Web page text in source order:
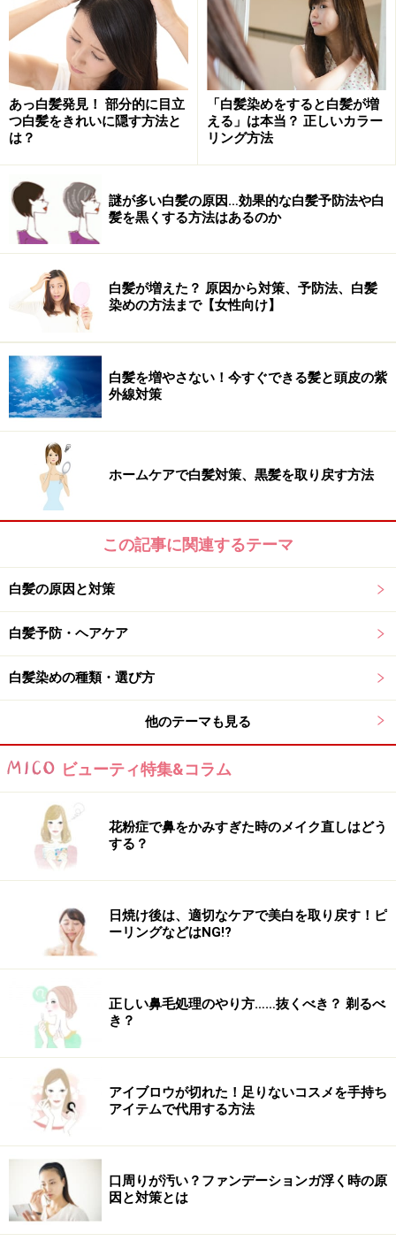
ングを始めている方が多いのではないでしょうか。髪へ
のダメージよりも、怖いのは頭皮へのダメージ。「髪の
コシ・ハリが失われている」「髪が細くなった」「抜け
毛が増えた」「薄毛になった」「クセ毛、白髪が増え
た」など、髪の悩みが増えたという女性の方は、若いこ
しょう。
アレルギー症状は突然発症する!?
カラーリング剤は昔と比べて安全性が高まっています
が、まれに頭皮のかぶれなどのアレルギー症状が出る方
もいます。花粉症と同じように、カラーリング剤による
アレルギー症状も、ある日突然発症するもの。「前回は
大丈夫だったのに……」という方でも、今回発症する危険
性は0％ではありません。本来であれば、サロンでカラ
ーリングする際も、パッチテストなどのアレルギーテス
トを行った方が安心なのですが、そこまで細かいことを
気にする方は、残念ながら少ないのが現状です。
り返す女性も多いと聞きますが、髪はもちろん、頭皮の
健康を考えたらカラーリングに対してもっと慎重になる
べきでしょう。カラーリングをしないことがベストです
が、最低でも月に1回、できれば、2ヵ月ぐらい間隔をあ
けるのがベターです。カラーリングの効果を長くキープ
次ページでは、カラーリングの髪色を長く保つためのコ
ツを紹介します。
※記事内容は執筆時点のものです。最新の内容をご確認くださ
い。
1/2 次のページへ
あっ白髪発見！ 部分的に目立
つ白髪をきれいに隠す方法と
は？
「白髪染めをすると白髪が増
える」は本当？ 正しいカラー
リング方法
謎が多い白髪の原因…効果的な白髪予防法や白
髪を黒くする方法はあるのか
白髪が増えた？ 原因から対策、予防法、白髪
染めの方法まで【女性向け】
白髪を増やさない！今すぐできる髪と頭皮の紫
外線対策
ホームケアで白髪対策、黒髪を取り戻す方法
この記事に関連するテーマ
白髪の原因と対策
白髪予防・ヘアケア
白髪染めの種類・選び方
他のテーマも見る
ビューティ特集&コラム
花粉症で鼻をかみすぎた時のメイク直しはどう
する？
日焼け後は、適切なケアで美白を取り戻す！ピ
ーリングなどはNG!?
正しい鼻毛処理のやり方……抜くべき？ 剃るべ
き？
アイブロウが切れた！足りないコスメを手持ち
アイテムで代用する方法
口周りが汚い？ファンデーションガ浮く時の原
因と対策とは